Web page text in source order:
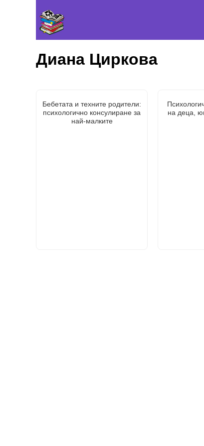
Диана Циркова
Бебетата и техните родители:
психологично консулиране за
най-малките
на деца,